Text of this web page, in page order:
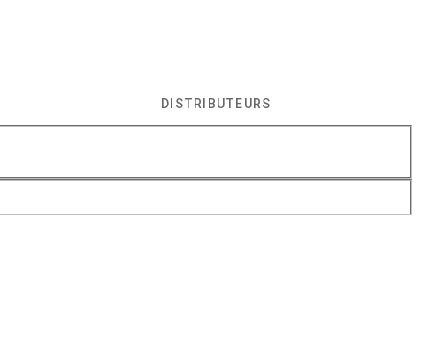
DISTRIBUTEURS